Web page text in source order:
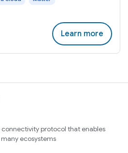
Learn more
protocol that enables
ecosystems